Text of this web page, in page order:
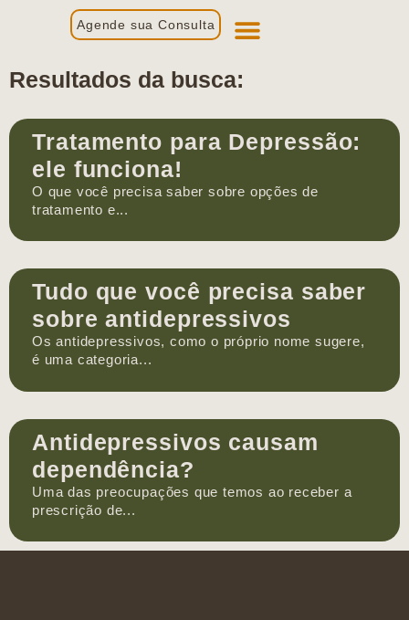
Agende sua Consulta
Resultados da busca:
Tratamento para Depressão:
ele funciona!
O que você precisa saber sobre opções de
tratamento e...
Tudo que você precisa saber
sobre antidepressivos
Os antidepressivos, como o próprio nome sugere,
é uma categoria...
Antidepressivos causam
dependência?
Uma das preocupações que temos ao receber a
prescrição de...